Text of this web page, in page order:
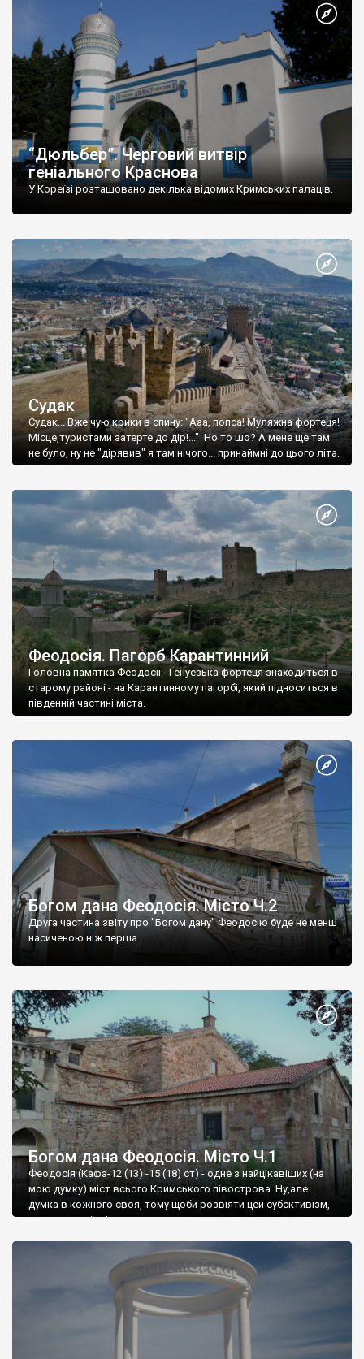
“Дюльбер”. Черговий витвір
геніального Краснова
У Кореїзі розташовано декілька відомих Кримських палаців.
Судак
Судак... Вже чую крики в спину: "Ааа, попса! Муляжна фортеця!
Місце,туристами затерте до дір!..." Но то шо? А мене ще там
не було, ну не "дірявив" я там нічого... принаймні до цього літа.
Феодосія. Пагорб Карантинний
Головна памятка Феодосії - Генуезька фортеця знаходиться в
старому районі - на Карантинному пагорбі, який підноситься в
південній частині міста.
Богом дана Феодосія. Місто Ч.2
Друга частина звіту про "Богом дану" Феодосію буде не менш
насиченою ніж перша.
Богом дана Феодосія. Місто Ч.1
Феодосія (Кафа-12 (13) -15 (18) ст) - одне з найцікавіших (на
мою думку) міст всього Кримського півострова .Ну,але
думка в кожного своя, тому щоби розвіяти цей субєктивізм,
запрошую відвідати це